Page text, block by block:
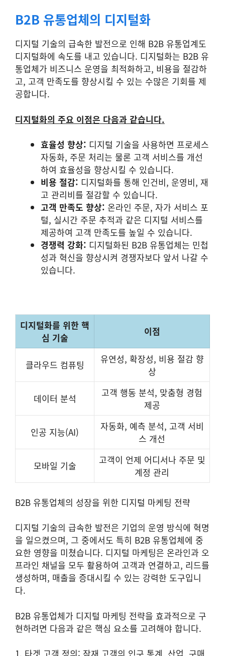
B2B 유통업체의 디지털화
디지털 기술의 급속한 발전으로 인해 B2B 유통업계도
디지털화에 속도를 내고 있습니다. 디지털화는 B2B 유
통업체가 비즈니스 운영을 최적화하고, 비용을 절감하
고, 고객 만족도를 향상시킬 수 있는 수많은 기회를 제
공합니다.
디지털화의 주요 이점은 다음과 같습니다.
효율성 향상: 디지털 기술을 사용하면 프로세스
자동화, 주문 처리는 물론 고객 서비스를 개선
하여 효율성을 향상시킬 수 있습니다.
비용 절감: 디지털화를 통해 인건비, 운영비, 재
고 관리비를 절감할 수 있습니다.
고객 만족도 향상: 온라인 주문, 자가 서비스 포
털, 실시간 주문 추적과 같은 디지털 서비스를
제공하여 고객 만족도를 높일 수 있습니다.
경쟁력 강화: 디지털화된 B2B 유통업체는 민첩
성과 혁신을 향상시켜 경쟁자보다 앞서 나갈 수
있습니다.
디지털화를 위한 핵
심 기술
이점
클라우드 컴퓨팅
유연성, 확장성, 비용 절감 향
상
데이터 분석
고객 행동 분석, 맞춤형 경험
제공
인공 지능(AI)
자동화, 예측 분석, 고객 서비
스 개선
모바일 기술
고객이 언제 어디서나 주문 및
계정 관리
B2B 유통업체의 성장을 위한 디지털 마케팅 전략
디지털 기술의 급속한 발전은 기업의 운영 방식에 혁명
을 일으켰으며, 그 중에서도 특히 B2B 유통업체에 중
요한 영향을 미쳤습니다. 디지털 마케팅은 온라인과 오
프라인 채널을 모두 활용하여 고객과 연결하고, 리드를
생성하며, 매출을 증대시킬 수 있는 강력한 도구입니
다.
B2B 유통업체가 디지털 마케팅 전략을 효과적으로 구
현하려면 다음과 같은 핵심 요소를 고려해야 합니다.
1. 타겟 고객 정의: 잠재 고객의 인구 통계, 산업, 구매